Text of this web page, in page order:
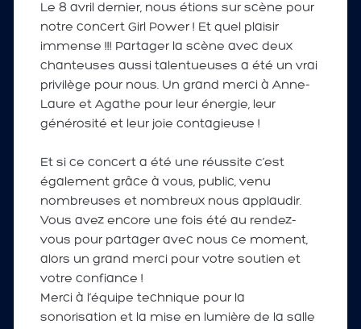
Le 8 avril dernier, nous étions sur scène pour
notre concert Girl Power ! Et quel plaisir
immense !!! Partager la scène avec deux
chanteuses aussi talentueuses a été un vrai
privilège pour nous. Un grand merci à Anne-
Laure et Agathe pour leur énergie, leur
générosité et leur joie contagieuse !
Et si ce concert a été une réussite c’est
également grâce à vous, public, venu
nombreuses et nombreux nous applaudir.
Vous avez encore une fois été au rendez-
vous pour partager avec nous ce moment,
alors un grand merci pour votre soutien et
votre confiance !
Merci à l’équipe technique pour la
sonorisation et la mise en lumière de la salle